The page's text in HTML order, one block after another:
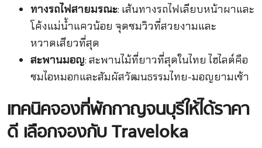
ทางรถไฟสายมรณะ: เส้นทางรถไฟเลียบหน้าผาและ
โค้งแม่น้ำแควน้อย จุดชมวิวที่สวยงามและ
หวาดเสียวที่สุด
สะพานมอญ: สะพานไม้ที่ยาวที่สุดในไทย ไฮไลต์คือ
ชมไอหมอกและสัมผัสวัฒนธรรมไทย-มอญยามเช้า
เทคนิคจองที่พักกาญจนบุรีให้ได้ราคา
ดี เลือกจองกับ Traveloka